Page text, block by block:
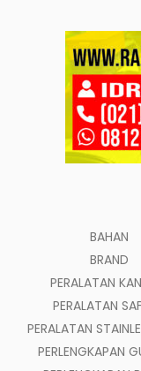
BAHAN
BRAND
PERALATAN
PERALATAN
PERALATAN
PERLENGKAPAN